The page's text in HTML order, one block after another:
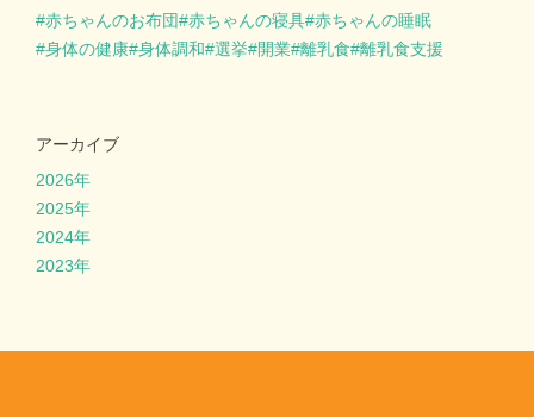
赤ちゃんのお布団
赤ちゃんの寝具 赤ちゃんの睡眠
身体の健康 身体調和 選挙 開業 離乳食 離乳食支援
アーカイブ
2026年
2025年
2024年
2023年